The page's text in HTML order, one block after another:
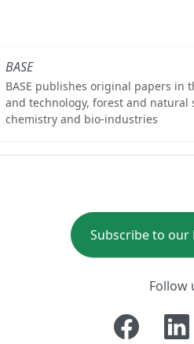
BASE
BASE publishes original papers in
and technology, forest and natural
chemistry and bio-industries
Subscribe to our
Follow